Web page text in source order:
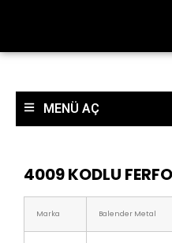
MENÜ AÇ
4009 KODLU
Marka Balender Metal